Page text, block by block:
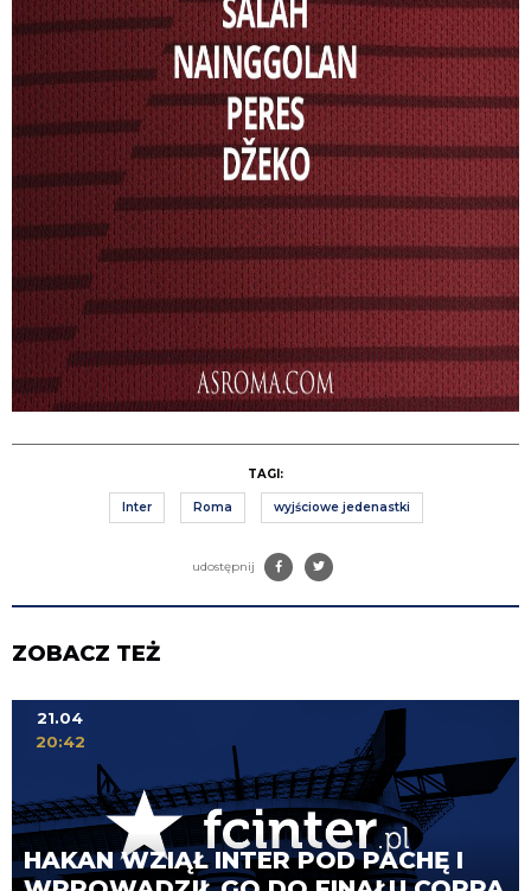
TAGI:
Inter Roma wyjściowe jedenastki
udostępnij
ZOBACZ TEŻ
HAKAN WZIĄŁ INTER POD PACHĘ I
21.04
20:42